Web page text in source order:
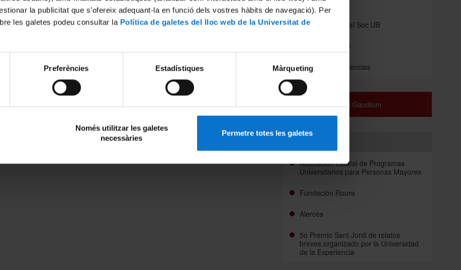
la publicitat que s’ofereix adequant-la en funció dels vostres hàbits de navegació). Per
les galetes podeu consultar la Política de galetes del lloc web de la Universitat de
Preferències Estadístiques Màrqueting
Només utilitzar les galetes
necessàries
Permetre totes les galetes
complementarias: inscripción abierta ¡Actívate!
una serie deactividades complementariasque contribuyen a mantener una vida
2026
de idiomas para seniors 2026/2027 ¡Matrícula abierta!
está abierta la matrícula de los cursos de idiomas para seniors 2026/2027. Inscríbete antes del
de agosto y aprovecha el mejor precio. Las plazas son limitadas: ¡reserva la tuya y sigue
idiomas a tu ritmo!
2026
App SocUB
Espacio personal Soc UB
Carnet de la UB
Buzón de sugerencias
Coral Gaudium
Enlaces
Asociación Estatal de Programas
Universitarios para Personas Mayores
Fundación Roure
Alerces
5o Premio Sant Jordi de relatos
breves organizado por la Universidad
de la Experiencia